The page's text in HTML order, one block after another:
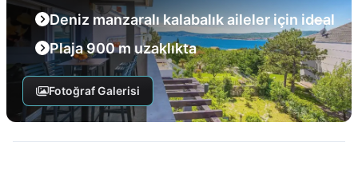
Deniz manzaralı kalabalık aileler için ideal
Plaja 900 m uzaklıkta
Fotoğraf Galerisi